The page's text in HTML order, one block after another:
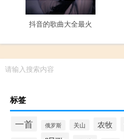
抖音的歌曲大全最火
请输入搜索内容
标签
一首 俄罗斯 关山 农牧